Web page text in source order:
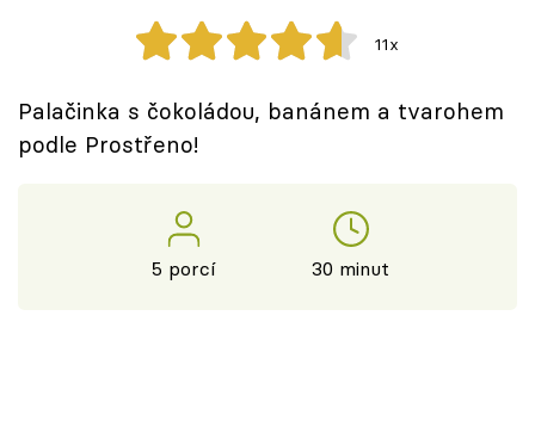
Těhotnej kuchař
Přihlášení
11x
Palačinka s čokoládou, banánem a tvarohem
podle Prostřeno!
5 porcí 30 minut